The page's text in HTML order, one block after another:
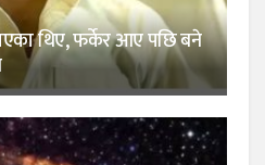
थिए, फर्केर आए पछि बने